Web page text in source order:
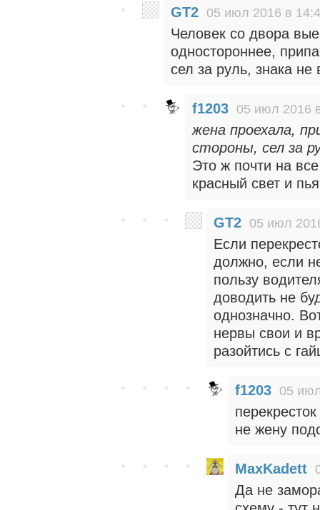
GT2 05 июл 2016 в
Человек со двора
одностороннее,
сел за руль, знака не
f1203 05 июл 2016
жена проехала,
стороны, сел за
Это ж почти на
красный свет и
GT2 05 июл
Если
должно, если
пользу
доводить не
однозначно.
нервы свои и
разойтись с
f1203 05
не жену
MaxKadett
Да не